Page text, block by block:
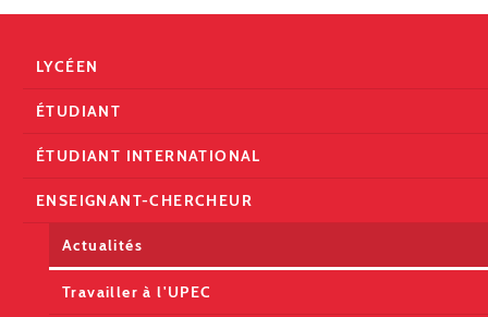
LYCÉEN
ÉTUDIANT
ÉTUDIANT INTERNATIONAL
ENSEIGNANT-CHERCHEUR
Actualités
Travailler à l'UPEC